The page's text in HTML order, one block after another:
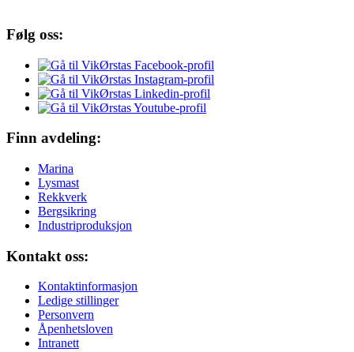
Følg oss:
Finn avdeling:
Marina
Lysmast
Rekkverk
Bergsikring
Industriproduksjon
Kontakt oss:
Kontaktinformasjon
Ledige stillinger
Personvern
Åpenhetsloven
Intranett